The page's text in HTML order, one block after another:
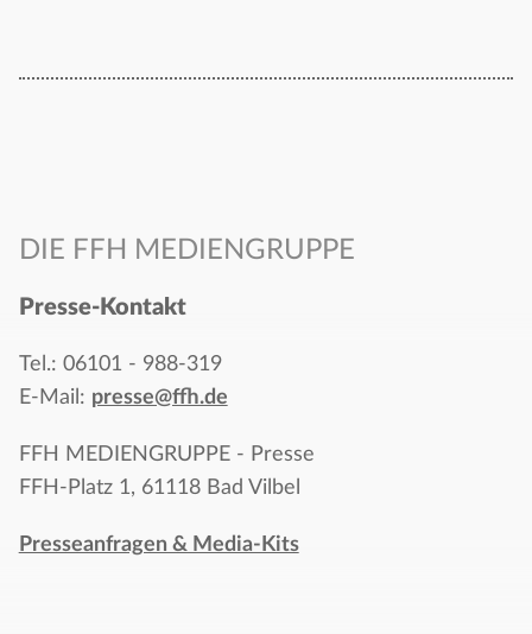
DIE FFH MEDIENGRUPPE
Presse-Kontakt
Tel.: 06101 - 988-319
E-Mail: presse@ffh.de
FFH MEDIENGRUPPE - Presse
FFH-Platz 1, 61118 Bad Vilbel
Presseanfragen & Media-Kits